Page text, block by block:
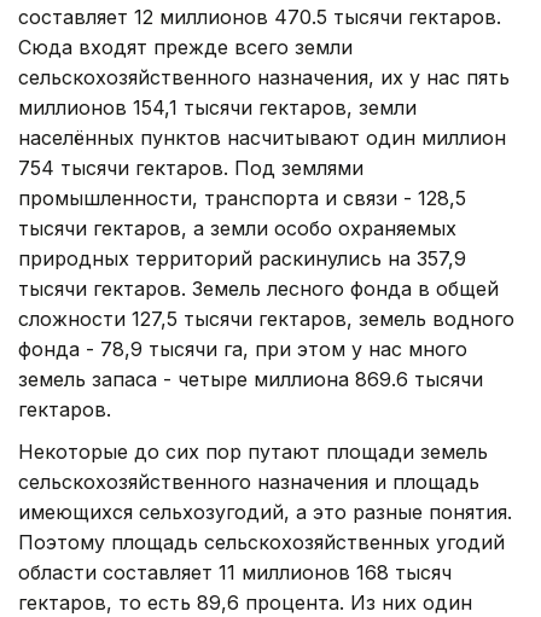
составляет 12 миллионов 470.5 тысячи гектаров.
Сюда входят прежде всего земли
сельскохозяйственного назначения, их у нас пять
миллионов 154,1 тысячи гектаров, земли
населённых пунктов насчитывают один миллион
754 тысячи гектаров. Под землями
промышленности, транспорта и связи - 128,5
тысячи гектаров, а земли особо охраняемых
природных территорий раскинулись на 357,9
тысячи гектаров. Земель лесного фонда в общей
сложности 127,5 тысячи гектаров, земель водного
фонда - 78,9 тысячи га, при этом у нас много
земель запаса - четыре миллиона 869.6 тысячи
гектаров.
Некоторые до сих пор путают площади земель
сельскохозяйственного назначения и площадь
имеющихся сельхозугодий, а это разные понятия.
Поэтому площадь сельскохозяйственных угодий
области составляет 11 миллионов 168 тысяч
гектаров, то есть 89,6 процента. Из них один